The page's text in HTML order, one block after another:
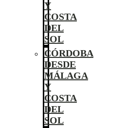
Y
COSTA
DEL
SOL
CÓRDOBA
DESDE
MÁLAGA
Y
COSTA
DEL
SOL